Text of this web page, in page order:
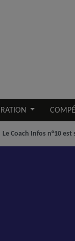
Le Coach Infos n°10 est